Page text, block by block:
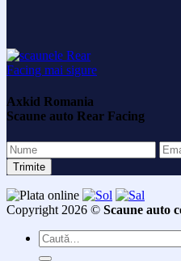
Axkid Romania
Scaune auto Rear Facing
Copyright 2026 © Scaune auto
Caută
după: